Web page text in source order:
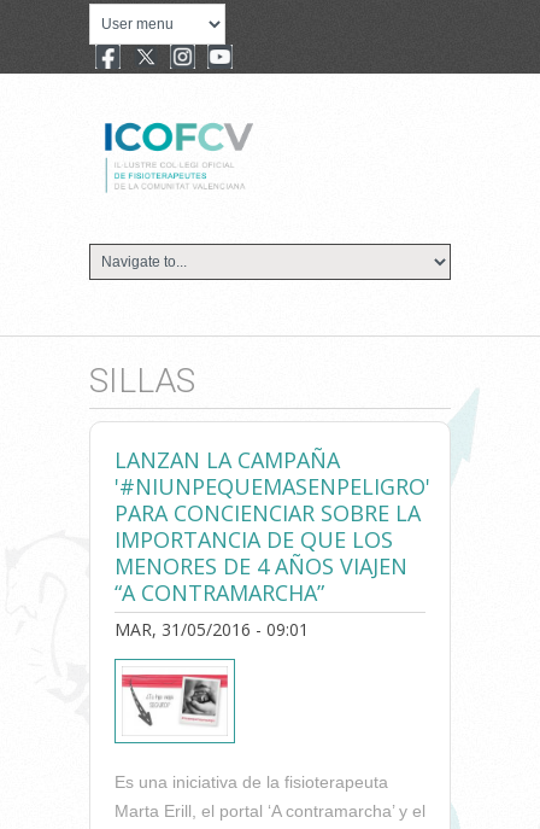
SILLAS
LANZAN LA CAMPAÑA
'#NIUNPEQUEMASENPELIGRO'
PARA CONCIENCIAR SOBRE LA
IMPORTANCIA DE QUE LOS
MENORES DE 4 AÑOS VIAJEN
“A CONTRAMARCHA”
MAR, 31/05/2016 - 09:01
Es una iniciativa de la fisioterapeuta
Marta Erill, el portal ‘A contramarcha’ y el